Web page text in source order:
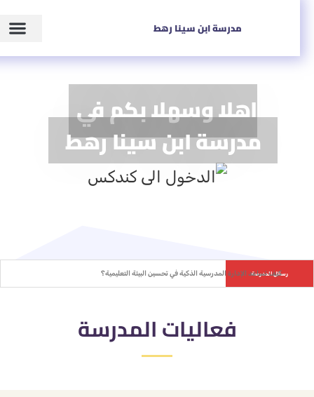
مدرسة ابن سينا رهط
اهلا وسهلا بكم في
مدرسة ابن سينا رهط
رسائل المدرسة
كيف تساعد الإدارة المدرسية الذكية في تحسين البيئة التعليمية؟
فعاليات المدرسة